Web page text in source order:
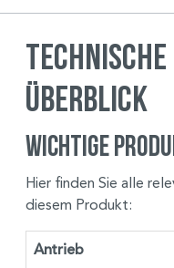
Technische
Überblick
Wichtige
Hier finden Sie alle
diesem Produkt:
Antrieb